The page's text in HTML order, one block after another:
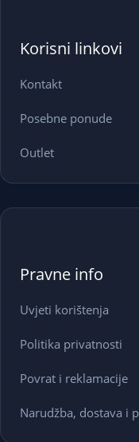
Korisni linkovi
Kontakt
Posebne ponude
Outlet
Pravne info
Uvjeti korištenja
Politika privatnosti
Povrat i reklamacije
Narudžba, dostava i